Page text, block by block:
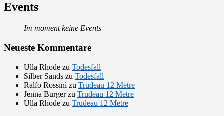
Events
Im moment keine Events
Neueste Kommentare
Ulla Rhode zu Todesfall
Silber Sands zu Todesfall
Ralfo Rossini zu Trudeau 12 Metre
Jenna Burgerzu Trudeau 12 Metre
Ulla Rhode zu Trudeau 12 Metre